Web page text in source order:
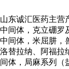
山东诚汇医药主营
中间体，克立硼罗
中间体，米屈肼，
洛替拉纳、阿福拉
间体，局麻系列（